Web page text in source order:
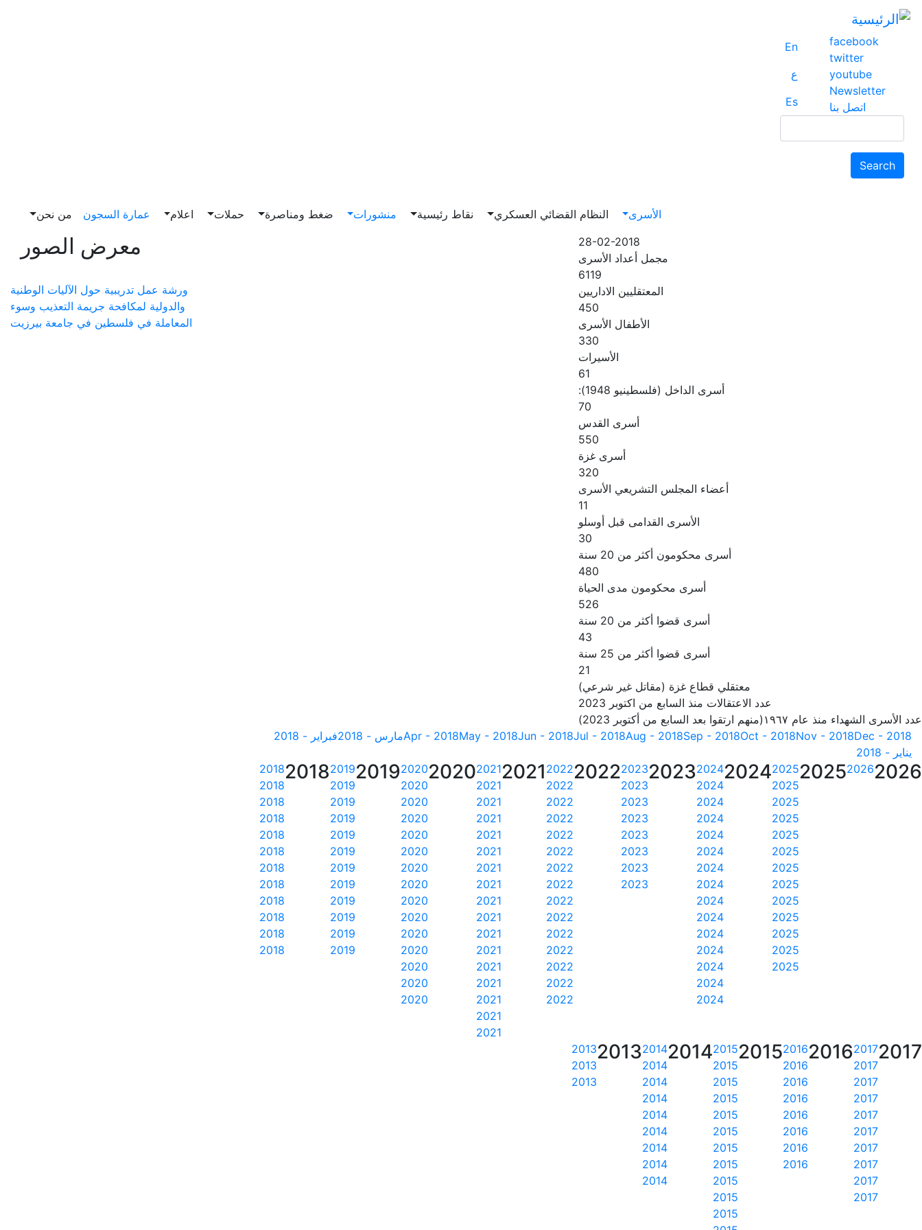
facebook
twitter
youtube
Newsletter
اتصل بنا
En
ع
Es
Search
Main navigation
الأسرى النظام القضائي العسكري نقاط رئيسية منشورات ضغط ومناصرة حملات اعلام عمارة السجون
من نحن
28-02-2018
مجمل أعداد الأسرى
6119
المعتقليين الاداريين
450
الأطفال الأسرى
330
الأسيرات
61
أسرى الداخل (فلسطينيو 1948):
70
أسرى القدس
550
أسرى غزة
320
أعضاء المجلس التشريعي الأسرى
11
الأسرى القدامى قبل أوسلو
30
أسرى محكومون أكثر من 20 سنة
480
أسرى محكومون مدى الحياة
526
أسرى قضوا أكثر من 20 سنة
43
أسرى قضوا أكثر من 25 سنة
21
معتقلي قطاع غزة (مقاتل غير شرعي)
عدد الاعتقالات منذ السابع من اكتوبر 2023
عدد الأسرى الشهداء منذ عام ١٩٦٧(منهم ارتقوا بعد السابع من أكتوبر 2023)
Dec - 2018
Nov - 2018
Oct - 2018
Sep - 2018
Aug - 2018
Jul - 2018
Jun - 2018
May - 2018
Apr - 2018مارس - 2018
فبراير - 2018
يناير - 2018
2026
2026
2025
2025
2025
2025
2025
2025
2025
2025
2025
2025
2025
2025
2025
2025
2024
2024
2024
2024
2024
2024
2024
2024
2024
2024
2024
2024
2024
2024
2024
2024
2023
2023
2023
2023
2023
2023
2023
2023
2023
2022
2022
2022
2022
2022
2022
2022
2022
2022
2022
2022
2022
2022
2022
2022
2022
2021
2021
2021
2021
2021
2021
2021
2021
2021
2021
2021
2021
2021
2021
2021
2021
2021
2021
2020
2020
2020
2020
2020
2020
2020
2020
2020
2020
2020
2020
2020
2020
2020
2020
2019
2019
2019
2019
2019
2019
2019
2019
2019
2019
2019
2019
2019
2018
2018
2018
2018
2018
2018
2018
2018
2018
2018
2018
2018
2018
2017
2017
2017
2017
2017
2017
2017
2017
2017
2017
2017
2016
2016
2016
2016
2016
2016
2016
2016
2016
2015
2015
2015
2015
2015
2015
2015
2015
2015
2015
2015
2015
2014
2014
2014
2014
2014
2014
2014
2014
2014
2014
2013
2013
2013
2013
معرض الصور
ورشة عمل تدريبية حول الآليات الوطنية
والدولية لمكافحة جريمة التعذيب وسوء
المعاملة في فلسطين في جامعة بيرزيت